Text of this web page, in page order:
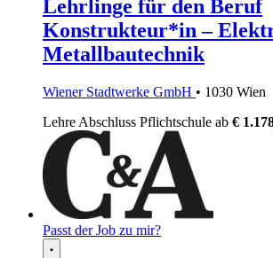
Lehrlinge für den Beruf
Konstrukteur*in –
Metallbautechnik
Wiener Stadtwerke GmbH • 1030 Wien
Lehre Abschluss Pflichtschule ab €
Passt der Job zu mir?